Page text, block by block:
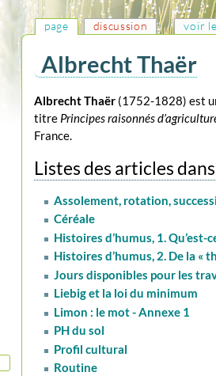
Albrecht Thaër
Aller
à
la
Aller
à
la
Albrecht Thaër (1752-1828) est
titre Principes raisonnés
France.
Listes des articles
Assolement, rotation,
Céréale
Histoires d’humus, 1. Qu’est-
Histoires d’humus, 2. De la «
Jours disponibles pour les
Liebig et la loi du minimum
Limon : le mot - Annexe 1
PH du sol
Profil cultural
Routine
page discussion voir